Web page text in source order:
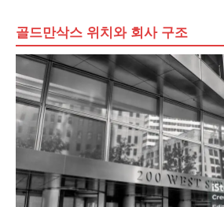
골드만삭스 위치와 회사 구조